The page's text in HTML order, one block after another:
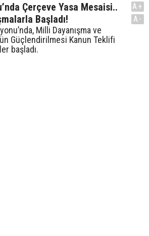
Çerçeve Yasa Mesaisi..
Başladı!
Milli Dayanışma ve
Güçlendirilmesi Kanun Teklifi
başladı.
A+
A-